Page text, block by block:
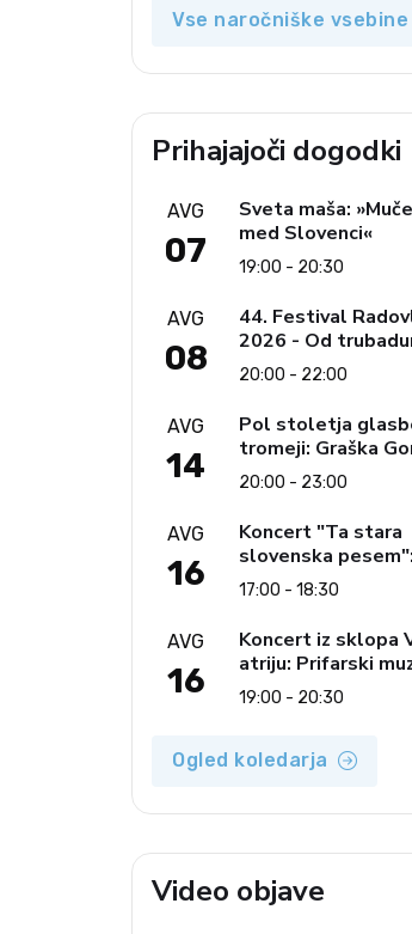
Vse naročniške vsebine
Prihajajoči dogodki
AVG
07
Sveta maša:
med Slovenci«
19:00 - 20:30
AVG
08
44. Festival
2026 - Od
Brahmsa
20:00 - 22:00
AVG
14
Pol stoletja
tromeji: Graška
obeležuje 50.
festival narodno-
glasbe
20:00 - 23:00
AVG
16
Koncert "Ta stara
slovenska pesem":
Ljudski pevci Jezerci
17:00 - 18:30
AVG
16
Koncert iz sklopa
atriju: Prifarski
19:00 - 20:30
Ogled koledarja
Video objave